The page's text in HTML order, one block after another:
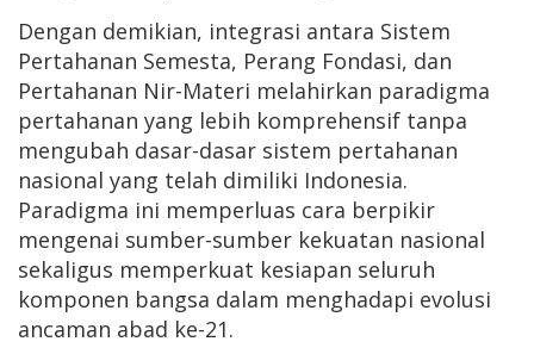
Dengan demikian, integrasi antara Sistem
Pertahanan Semesta, Perang Fondasi, dan
Pertahanan Nir-Materi melahirkan paradigma
pertahanan yang lebih komprehensif tanpa
mengubah dasar-dasar sistem pertahanan
nasional yang telah dimiliki Indonesia.
Paradigma ini memperluas cara berpikir
mengenai sumber-sumber kekuatan nasional
sekaligus memperkuat kesiapan seluruh
komponen bangsa dalam menghadapi evolusi
ancaman abad ke-21.